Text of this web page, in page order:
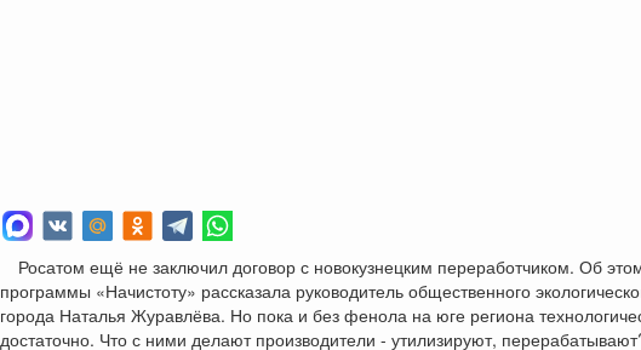
Росатом ещё не заключил договор с новокузнецким переработчиком. Об
программы «Начистоту» рассказала руководитель общественного
города Наталья Журавлёва. Но пока и без фенола на юге региона
достаточно. Что с ними делают производители - утилизируют,